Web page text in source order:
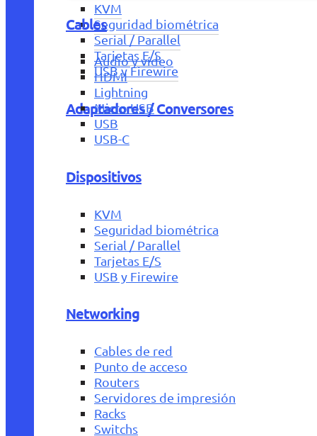
KVM
Seguridad biométrica
Serial / Parallel
Tarjetas E/S
USB y Firewire
Adaptadores / Conversores
Cables
Audio y vídeo
HDMI
Lightning
Micro USB
USB
USB-C
Dispositivos
KVM
Seguridad biométrica
Serial / Parallel
Tarjetas E/S
USB y Firewire
Networking
Cables de red
Punto de acceso
Routers
Servidores de impresión
Racks
Switchs